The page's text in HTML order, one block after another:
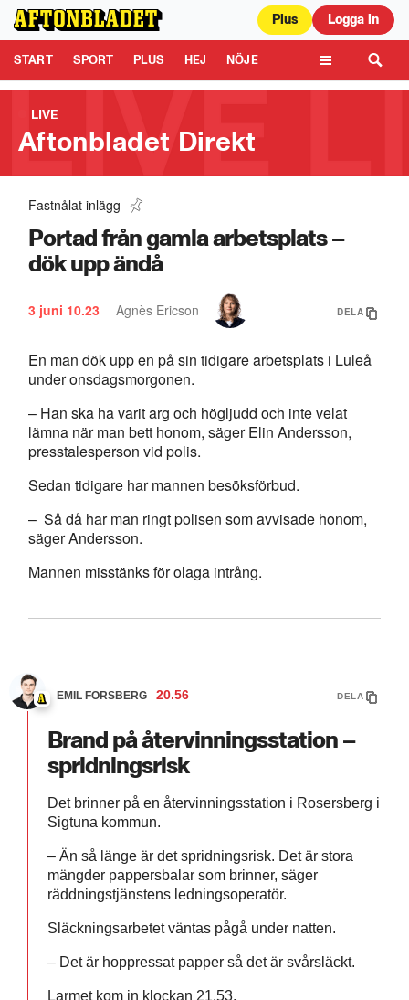
Plus Logga in
START SPORT PLUS HEJ NÖJE
Aftonbladet är en del av Schibsted Media. Schibsted News Media AB är
ansvarig för dina data på denna webbplats.Läs mer här
Tipsa oss
LIVE
Aftonbladet Direkt
1:54
Fastnålat inlägg
Portad från gamla arbetsplats –
dök upp ändå
3 juni 10.23 Agnès Ericson DELA
En man dök upp en på sin tidigare arbetsplats i Luleå
under onsdagsmorgonen.
– Han ska ha varit arg och högljudd och inte velat
lämna när man bett honom, säger Elin Andersson,
presstalesperson vid polis.
Sedan tidigare har mannen besöksförbud.
– Så då har man ringt polisen som avvisade honom,
säger Andersson.
Mannen misstänks för olaga intrång.
EMIL FORSBERG 20.56 DELA
Brand på återvinningsstation –
spridningsrisk
Det brinner på en återvinningsstation i Rosersberg i
Sigtuna kommun.
– Än så länge är det spridningsrisk. Det är stora
mängder pappersbalar som brinner, säger
räddningstjänstens ledningsoperatör.
Släckningsarbetet väntas pågå under natten.
– Det är hoppressat papper så det är svårsläckt.
Larmet kom in klockan 21.53.